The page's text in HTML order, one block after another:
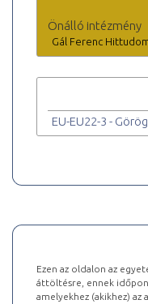
Önálló intézmény
Gál Ferenc
EU-EU22-3 -
Ezen az oldalon az
áttöltésre, ennek
amelyekhez (akikhez)